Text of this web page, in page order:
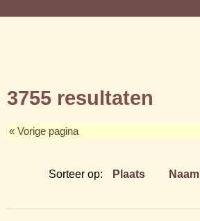
3755 resultaten
« Vorige pagina
Sorteer op: Plaats Naam